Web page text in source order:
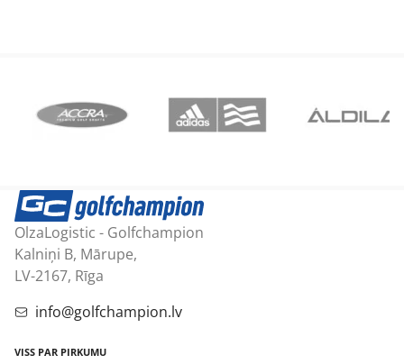
OlzaLogistic - Golfchampion
Kalniņi B, Mārupe,
LV-2167, Rīga
info@golfchampion.lv
VISS PAR PIRKUMU